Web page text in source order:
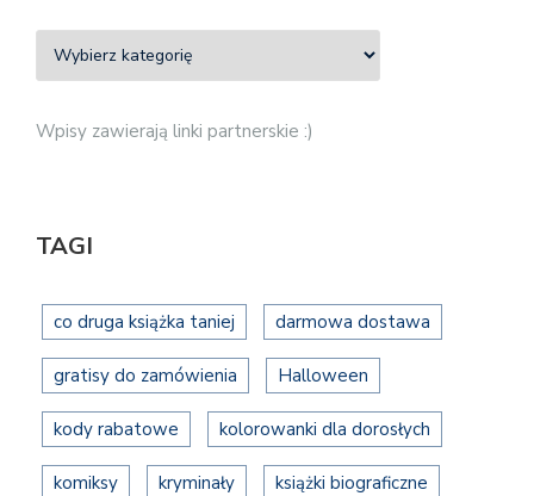
Wpisy zawierają linki partnerskie :)
TAGI
co druga książka taniej darmowa dostawa
gratisy do zamówienia Halloween
kody rabatowe kolorowanki dla dorosłych
komiksy kryminały książki biograficzne